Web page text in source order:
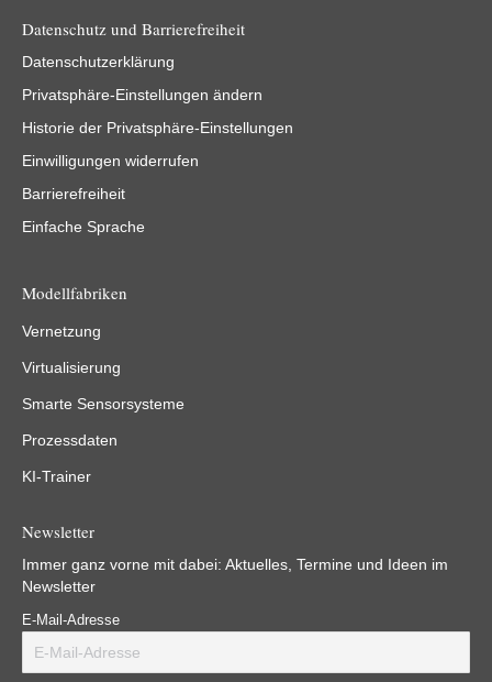
Datenschutz und Barrierefreiheit
Datenschutzerklärung
Privatsphäre-Einstellungen ändern
Historie der Privatsphäre-Einstellungen
Einwilligungen widerrufen
Barrierefreiheit
Einfache Sprache
Modellfabriken
Vernetzung
Virtualisierung
Smarte Sensorsysteme
Prozessdaten
KI-Trainer
Newsletter
Immer ganz vorne mit dabei: Aktuelles, Termine und Ideen im
Newsletter
E-Mail-Adresse